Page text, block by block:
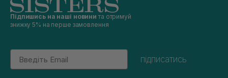
Підпишись на наші новини та отримуй
знижку 5% на перше замовлення
Email
підписатись